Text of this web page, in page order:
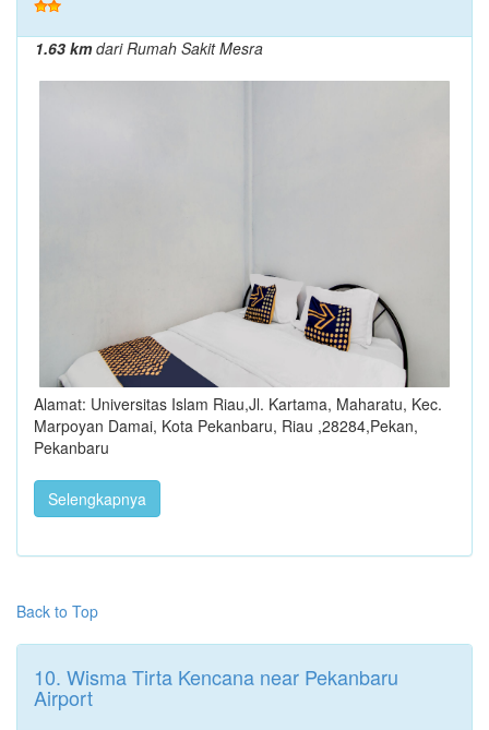
1.63 kmdari Rumah Sakit Mesra
Alamat: Universitas Islam Riau,Jl. Kartama, Maharatu, Kec.
Marpoyan Damai, Kota Pekanbaru, Riau ,28284,Pekan,
Pekanbaru
Selengkapnya
Back to Top
10. Wisma Tirta Kencana near Pekanbaru
Airport